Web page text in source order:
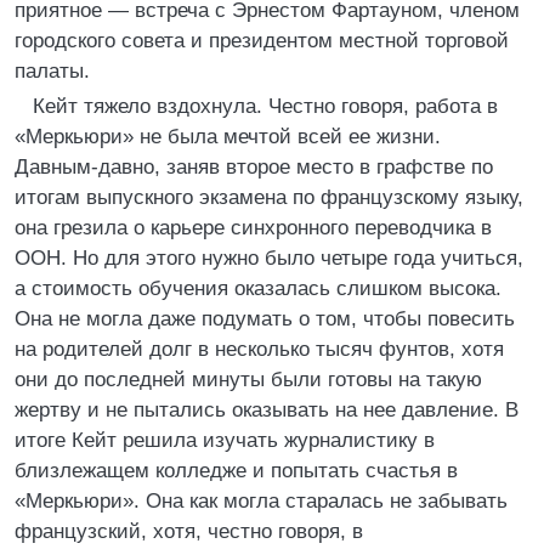
приятное — встреча с Эрнестом Фартауном, членом
городского совета и президентом местной торговой
палаты.
Кейт тяжело вздохнула. Честно говоря, работа в
«Меркьюри» не была мечтой всей ее жизни.
Давным-давно, заняв второе место в графстве по
итогам выпускного экзамена по французскому языку,
она грезила о карьере синхронного переводчика в
ООН. Но для этого нужно было четыре года учиться,
а стоимость обучения оказалась слишком высока.
Она не могла даже подумать о том, чтобы повесить
на родителей долг в несколько тысяч фунтов, хотя
они до последней минуты были готовы на такую
жертву и не пытались оказывать на нее давление. В
итоге Кейт решила изучать журналистику в
близлежащем колледже и попытать счастья в
«Меркьюри». Она как могла старалась не забывать
французский, хотя, честно говоря, в